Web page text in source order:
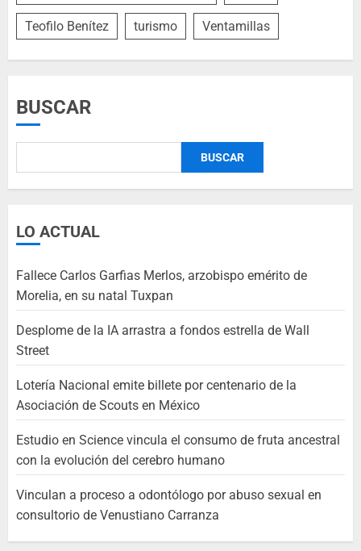
Teofilo Benítez turismo Ventamillas
BUSCAR
BUSCAR
LO ACTUAL
Fallece Carlos Garfias Merlos, arzobispo emérito de
Morelia, en su natal Tuxpan
Desplome de la IA arrastra a fondos estrella de Wall
Street
Lotería Nacional emite billete por centenario de la
Asociación de Scouts en México
Estudio en Science vincula el consumo de fruta ancestral
con la evolución del cerebro humano
Vinculan a proceso a odontólogo por abuso sexual en
consultorio de Venustiano Carranza